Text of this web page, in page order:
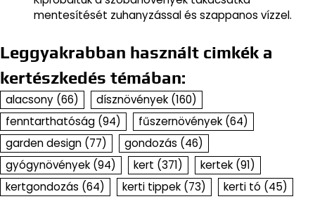
mentesítését zuhanyzással és szappanos vízzel.
Leggyakrabban használt cimkék a
kertészkedés témában:
alacsony (66) dísznövények (160)
fenntarthatóság (94) fűszernövények (64)
garden design (77) gondozás (46)
gyógynövények (94) kert (371) kertek (91)
kertgondozás (64) kerti tippek (73) kerti tó (45)